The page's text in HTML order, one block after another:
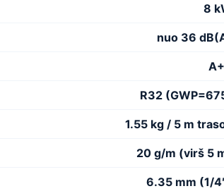
8
nuo 36
R32
1.55 kg / 5 m
20 g/m (virš 5
6.35 mm (1/